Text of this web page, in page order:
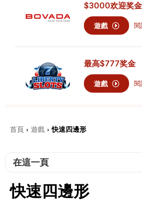
$3000欢迎奖金
遊戲 閱
最高$777奖金
遊戲 閱
首頁 › 遊戲 › 快速四邊形
在這一頁
快速四邊形